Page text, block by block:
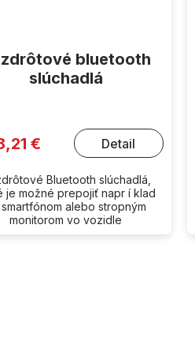
bluetooth
slúchadlá
€ Detail
Bluetooth slúchadlá,
je možné prepojiť napr í klad
alebo stropným
monitorom vo vozidle